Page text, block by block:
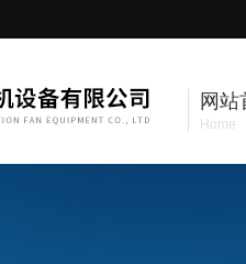
网站
Home